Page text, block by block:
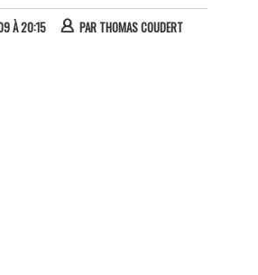
À 20:15 PAR THOMAS COUDERT